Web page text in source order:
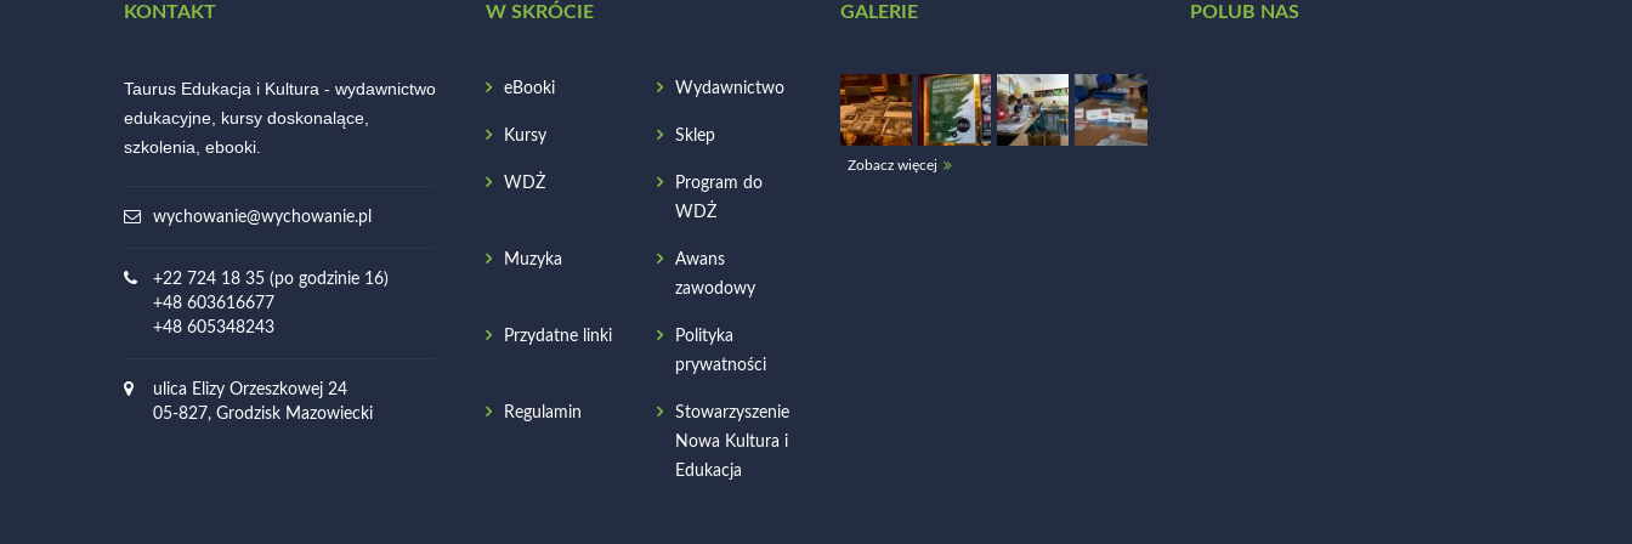
KONTAKT
Taurus Edukacja i Kultura - wydawnictwo
edukacyjne, kursy doskonalące,
szkolenia, ebooki.
wychowanie@wychowanie.pl
+22 724 18 35 (po godzinie 16)
+48 603616677
+48 605348243
ulica Elizy Orzeszkowej 24
05-827, Grodzisk Mazowiecki
W SKRÓCIE
eBooki Wydawnictwo
Kursy Sklep
WDŻ
Program do
WDŻ
Muzyka
Awans
zawodowy
Przydatne linki
Polityka
prywatności
Regulamin
Stowarzyszenie
Nowa Kultura i
Edukacja
GALERIE
Zobacz więcej
POLUB NAS